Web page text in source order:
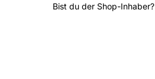
Bist du der Shop-Inhaber?